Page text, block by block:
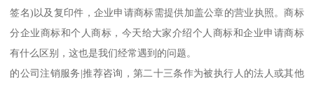
签名)以及复印件，企业申请商标需提供加盖公章的营业执照。商标
分企业商标和个人商标，今天给大家介绍个人商标和企业申请商标
有什么区别，这也是我们经常遇到的问题。
的公司注销服务|推荐咨询，第二十三条作为被执行人的法人或其他